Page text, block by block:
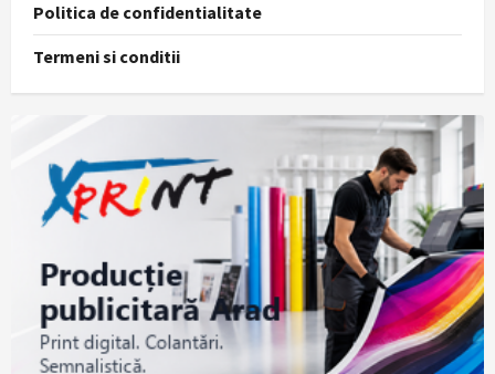
Politica de confidentialitate
Termeni si conditii